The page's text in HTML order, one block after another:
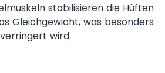
stabilisieren die Hüften
Gleichgewicht, was besonders
wird.